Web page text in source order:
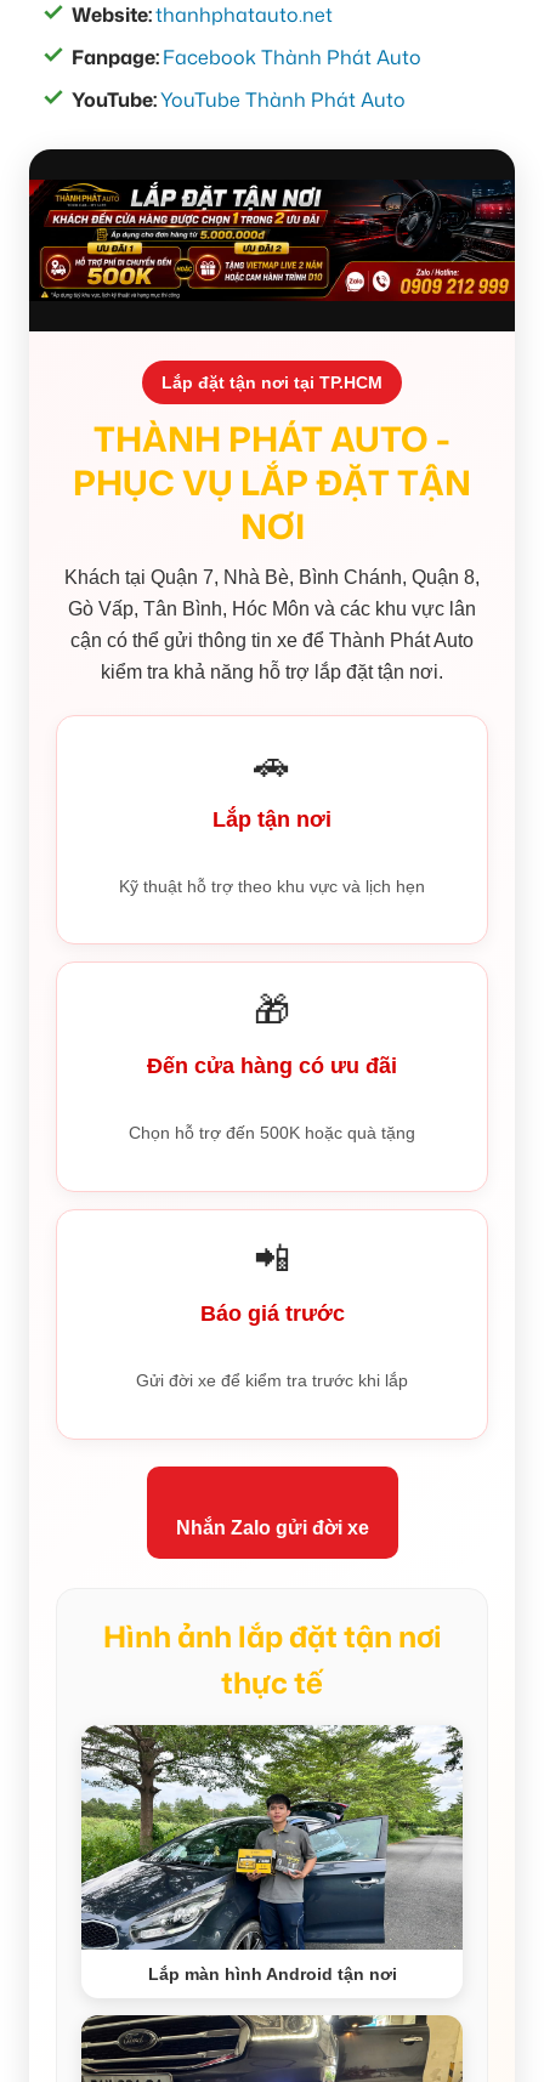
Website:thanhphatauto.net
Fanpage:Facebook Thành Phát Auto
YouTube:YouTube Thành Phát Auto
Lắp đặt tận nơi tại TP.HCM
THÀNH PHÁT AUTO -
PHỤC VỤ LẮP ĐẶT TẬN
NƠI
Khách tại Quận 7, Nhà Bè, Bình Chánh, Quận 8,
Gò Vấp, Tân Bình, Hóc Môn và các khu vực lân
cận có thể gửi thông tin xe để Thành Phát Auto
kiểm tra khả năng hỗ trợ lắp đặt tận nơi.
🚗
Lắp tận nơi
Kỹ thuật hỗ trợ theo khu vực và lịch hẹn
🎁
Đến cửa hàng có ưu đãi
Chọn hỗ trợ đến 500K hoặc quà tặng
📲
Báo giá trước
Gửi đời xe để kiểm tra trước khi lắp
Nhắn Zalo gửi đời xe
Hình ảnh lắp đặt tận nơi
thực tế
Lắp màn hình Android tận nơi